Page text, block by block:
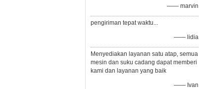
—— marvin
pengiriman tepat waktu...
—— lidia
Menyediakan layanan satu atap, semua
mesin dan suku cadang dapat memberi
kami dan layanan yang baik
—— Ivan